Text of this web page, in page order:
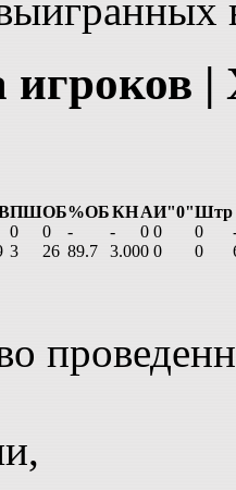
игроков
ПШОБ%ОБКНАИ"0"Штр
0 0 - - 0 0 0
3 26 89.7 3.000 0 0